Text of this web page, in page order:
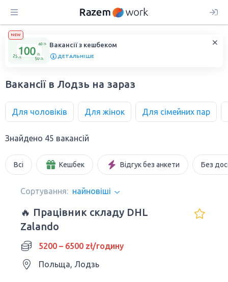
NEW
Вакансії з кешбеком
ДЕТАЛЬНІШЕ
Вакансії в Лодзь на зараз
Для чоловіків Для жінок Для сімейних пар
Знайдено 45 вакансій
Всі Кешбек Відгук без анкети Без
Сортування: найновіші
🔥 Працівник складу DHL
Zalando
5200 – 6500 zł/годину
Польща, Лодзь